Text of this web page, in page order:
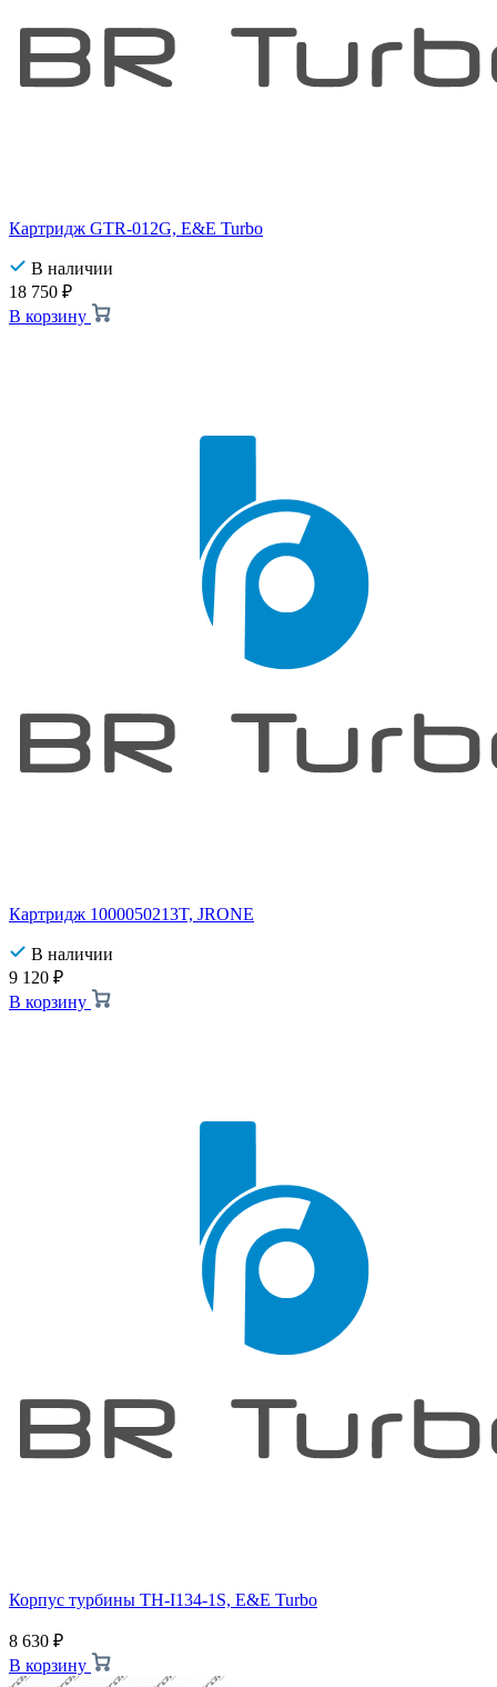
Картридж GTR-012G, E&E Turbo
В наличии
18 750 ₽
В корзину
Картридж 1000050213T, JRONE
В наличии
9 120 ₽
В корзину
Корпус турбины TH-I134-1S, E&E Turbo
8 630 ₽
В корзину